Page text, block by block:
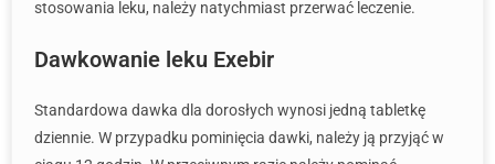
stosowania leku, należy natychmiast przerwać leczenie.
Dawkowanie leku Exebir
Standardowa dawka dla dorosłych wynosi jedną tabletkę
dziennie. W przypadku pominięcia dawki, należy ją przyjąć w